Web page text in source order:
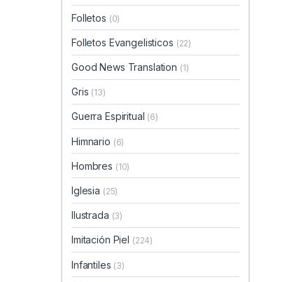
Folletos (0)
Folletos Evangelisticos (22)
Good News Translation (1)
Gris (13)
Guerra Espiritual (6)
Himnario (6)
Hombres (10)
Iglesia (25)
Ilustrada (3)
Imitación Piel (224)
Infantiles (3)